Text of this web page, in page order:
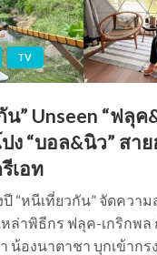
TV
น” Unseen “ฟลุค
ปง “บอล&นิว” สา
เอท
ปี “หนีเที่ยวกัน” จัดควา
หล่าพิธีกร ฟลุค-เกริกพ
น้องนาตาชา บุกเข้ากร